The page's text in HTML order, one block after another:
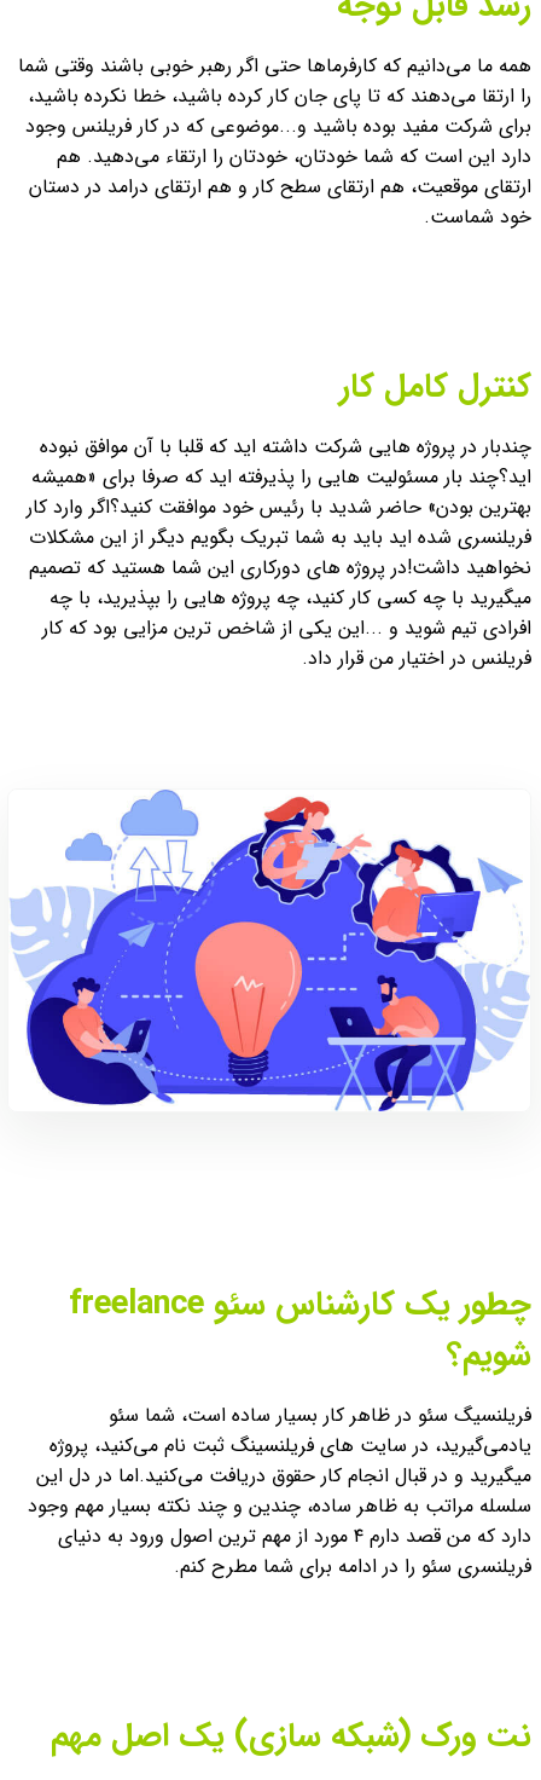
همه ما می‌دانیم که کارفرماها حتی اگر رهبر خوبی باشند وقتی شما
را ارتقا می‌دهند که تا پای جان کار کرده باشید، خطا نکرده باشید،
برای شرکت مفید بوده باشید و...موضوعی که در کار فریلنس وجود
دارد این است که شما خودتان، خودتان را ارتقاء می‌دهید. هم
ارتقای موقعیت، هم ارتقای سطح کار و هم ارتقای درامد در دستان
خود شماست.
کنترل کامل کار
چندبار در پروژه هایی شرکت داشته اید که قلبا با آن موافق نبوده
اید؟چند بار مسئولیت هایی را پذیرفته اید که صرفا برای «همیشه
بهترین بودن» حاضر شدید با رئیس خود موافقت کنید؟اگر وارد کار
فریلنسری شده اید باید به شما تبریک بگویم دیگر از این مشکلات
نخواهید داشت!در پروژه های دورکاری این شما هستید که تصمیم
میگیرید با چه کسی کار کنید، چه پروژه هایی را بپذیرید، با چه
افرادی تیم شوید و ...این یکی از شاخص ترین مزایی بود که کار
فریلنس در اختیار من قرار داد.
چطور یک کارشناس سئو freelance
شویم؟
فریلنسیگ سئو در ظاهر کار بسیار ساده است، شما سئو
یادمی‌گیرید، در سایت های فریلنسینگ ثبت نام می‌کنید، پروژه
میگیرید و در قبال انجام کار حقوق دریافت می‌کنید.اما در دل این
سلسله مراتب به ظاهر ساده، چندین و چند نکته بسیار مهم وجود
دارد که من قصد دارم ۴ مورد از مهم ترین اصول ورود به دنیای
فریلنسری سئو را در ادامه برای شما مطرح کنم.
نت ورک (شبکه سازی) یک اصل مهم